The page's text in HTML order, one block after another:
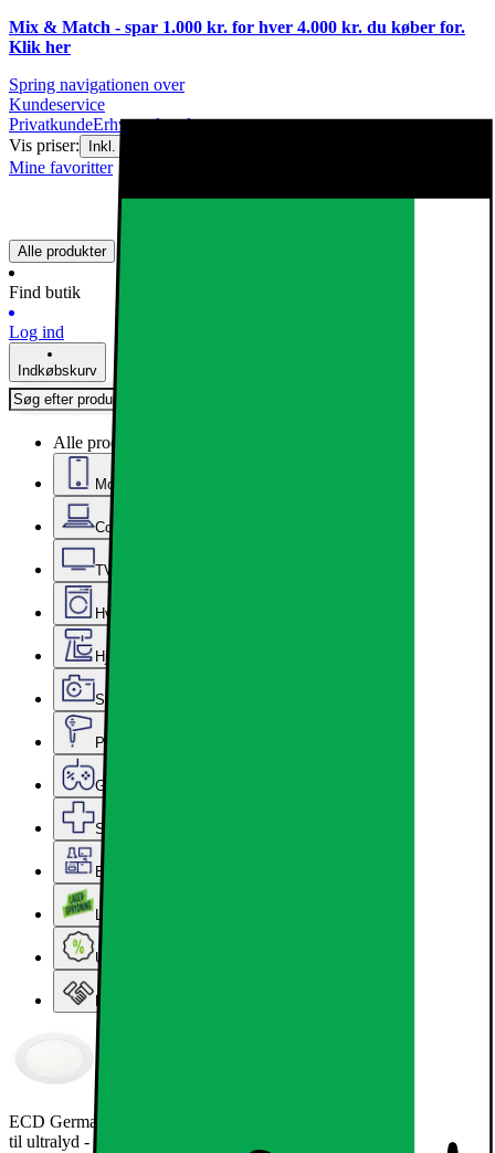
Mix & Match - spar 1.000 kr. for hver 4.000 kr. du køber for.
Klik her
Spring navigationen over
Kundeservice
PrivatkundeErhvervskunde
Vis priser:
Inkl. moms
Mine favoritter
Alle produkter
Find butik
Log ind
Indkøbskurv
Alle produkter
Mobil, Tablet & Smartwatch
Computer & Kontor
TV, Lyd & Smart Home
Hvidevarer
Hjem, Rengøring & Køkkenudstyr
Sport, Fritid & Hobby
Personlig pleje, Skønhed & Velvære
Gaming
Services & tilbehør
Epoq køkken & bryggers
Lageroprydning
Ugens tilbud - og andre gode priser
Elgiganten Erhverv
ECD Germany 6-pak LED-indbygget spotlight 12W - lofts spotlight
til ultralyd -